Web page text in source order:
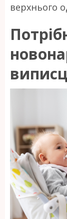
верхнього